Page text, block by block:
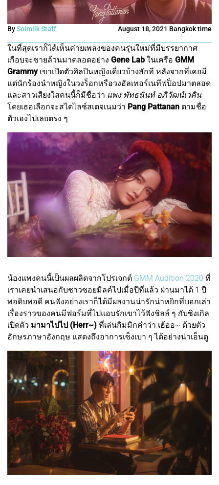
BySoimilk Staff August 18, 2021 Bangkok time
ในที่สุดเราก็ได้เห็นค่ายเพลงของคนรุ่นใหม่ที่มีบรรยากาศ
เกือบจะชายล้วนมาตลอดอย่าง Gene Lab ในเครือ GMM
Grammyเขาเปิดตัวศิลปินหญิงเดี่ยวบ้างสักที หลังจากที่เคยมี
แต่นักร้องนำหญิงในวงร็อกหรือวงอัลเทอร์เนทีฟป็อปมาตลอด
และสาวเสียงใสคนนี้ก็มีชื่อว่า แพง พัทธนันท์ อภิวัฒน์เวคิน
โดยเธอเลือกจะสไตไลซ์สเตจเนมว่า Pang Pattanan ตามชื่อ
ตัวเองไปเลยตรง ๆ
น้องแพงคนนี้เป็นผลผลิตจากโปรเจกต์ GMM Audition 2020 ที่
เราเคยนำเสนอกับชาวซอยมิลค์ไปเมื่อปีที่แล้ว ผ่านมาได้ 1 ปี
พอดิบพอดี คนฟังอย่างเราก็ได้มีผลงานน่ารักน่าหยิกที่บอกเล่า
เรื่องราวของคนมีฟอร์มที่ไปแอบรักเขาไว้ฟังชิลล์ ๆ กับซิงเกิล
เปิดตัว มามาไปไป (Herr~) ที่เล่นกิมมิกคำว่า เฮ้ออ~ ด้วยตัว
อักษรภาษาอังกฤษ แสดงถึงอาการเซ็งเบา ๆ ได้อย่างน่าเอ็นดู